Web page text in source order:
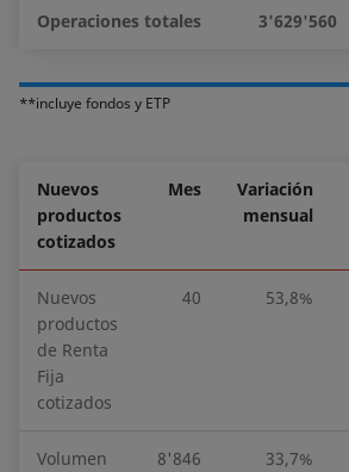
Operaciones totales 3'629'560
**incluye fondos y ETP
Nuevos
productos
cotizados
Mes
Variación
mensual
Nuevos
productos
de Renta
Fija
cotizados
40 53,8%
Volumen
8'846 33,7%